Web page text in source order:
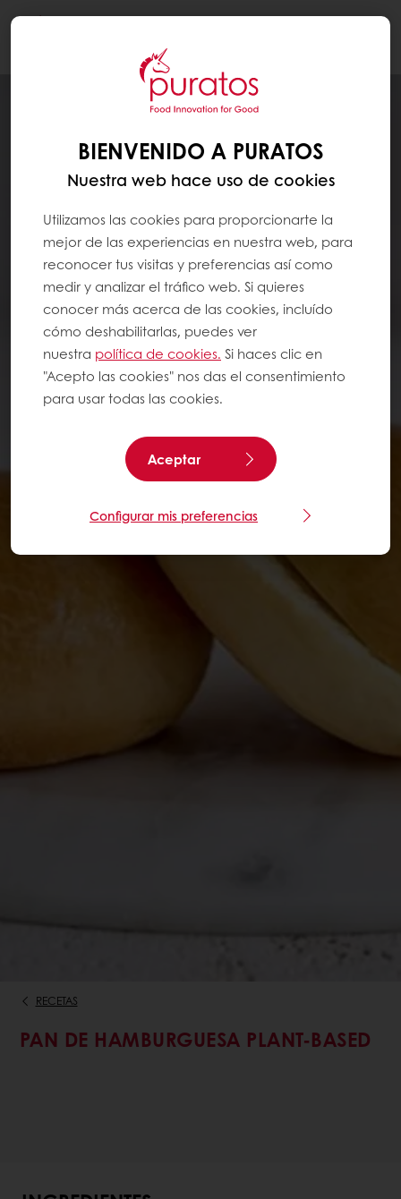
RECETAS
PAN DE HAMBURGUESA PLANT-BASED
BIENVENIDO A PURATOS
Nuestra web hace uso de cookies
Utilizamos las cookies para proporcionarte la
mejor de las experiencias en nuestra web, para
reconocer tus visitas y preferencias así como
medir y analizar el tráfico web. Si quieres
conocer más acerca de las cookies, incluído
cómo deshabilitarlas, puedes ver
nuestra política de cookies. Si haces clic en
"Acepto las cookies" nos das el consentimiento
para usar todas las cookies.
Aceptar
Configurar mis preferencias